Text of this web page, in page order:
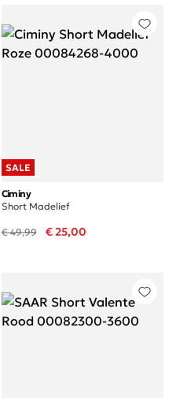
SALE
Ciminy
Short Madelief
€ 49,99 € 25,00